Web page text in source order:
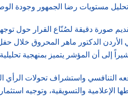
تحليل مستويات رضا الجمهور وجودة
صورة دقيقة لصُنّاع القرار حول
الدكتور ماهر المحروق خلال
أن المؤشر يتميز بمنهجية
التنافسي واستشراف تحولات الرأي
والتسويقية، وتوجيه